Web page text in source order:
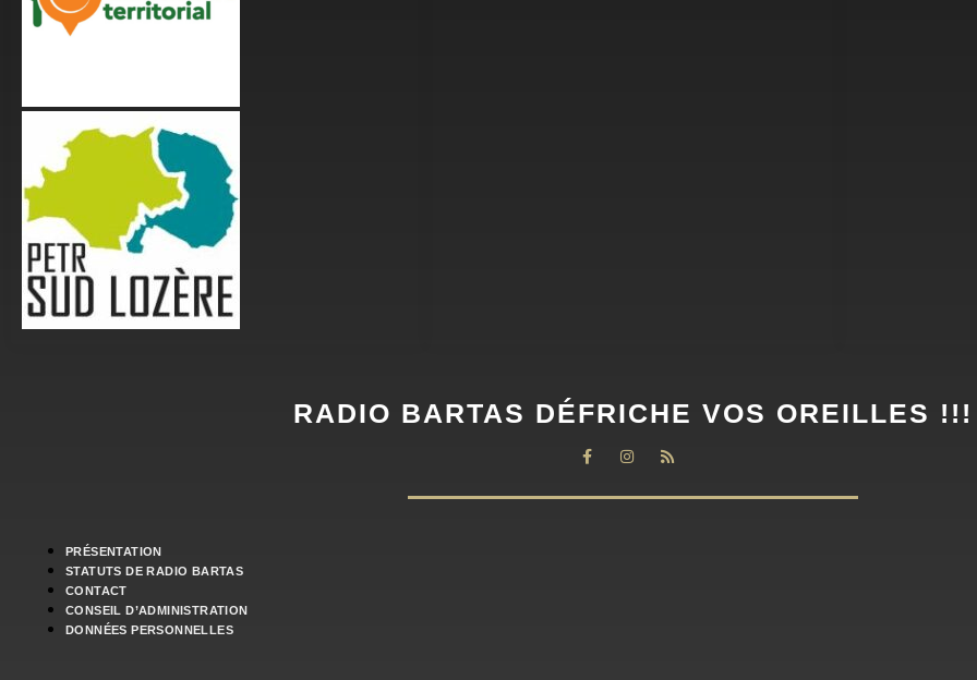
RADIO BARTAS DÉFRICHE VOS OREILLES !!!
PRÉSENTATION
STATUTS DE RADIO BARTAS
CONTACT
CONSEIL D’ADMINISTRATION
DONNÉES PERSONNELLES